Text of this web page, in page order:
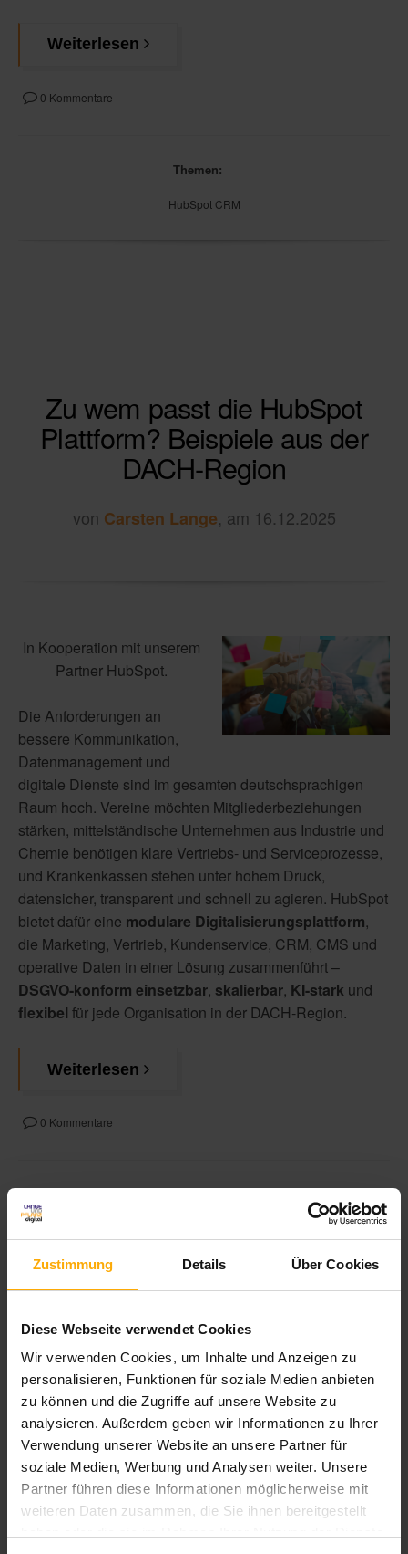
Zustimmung Details Über Cookies
Diese Webseite verwendet Cookies
Wir verwenden Cookies, um Inhalte und Anzeigen zu
personalisieren, Funktionen für soziale Medien anbieten
zu können und die Zugriffe auf unsere Website zu
analysieren. Außerdem geben wir Informationen zu Ihrer
Verwendung unserer Website an unsere Partner für
soziale Medien, Werbung und Analysen weiter. Unsere
Partner führen diese Informationen möglicherweise mit
weiteren Daten zusammen, die Sie ihnen bereitgestellt
Weiterlesen
0 Kommentare
Themen:
HubSpot CRM
Zu wem passt die HubSpot
Plattform? Beispiele aus der
DACH-Region
von Carsten Lange, am 16.12.2025
In Kooperation mit unserem
Partner HubSpot.
Die Anforderungen an
bessere Kommunikation,
Datenmanagement und
digitale Dienste sind im gesamten deutschsprachigen
Raum hoch. Vereine möchten Mitgliederbeziehungen
stärken, mittelständische Unternehmen aus Industrie und
Chemie benötigen klare Vertriebs- und Serviceprozesse,
und Krankenkassen stehen unter hohem Druck,
datensicher, transparent und schnell zu agieren. HubSpot
bietet dafür eine modulare Digitalisierungsplattform,
die Marketing, Vertrieb, Kundenservice, CRM, CMS und
operative Daten in einer Lösung zusammenführt –
DSGVO-konform einsetzbar, skalierbar, KI-stark und
flexibel für jede Organisation in der DACH-Region.
Weiterlesen
0 Kommentare
HubSpot CRM
Warum nutzen Krankenkassen
in der DACH Region CRM-
Software? 10 Gründe